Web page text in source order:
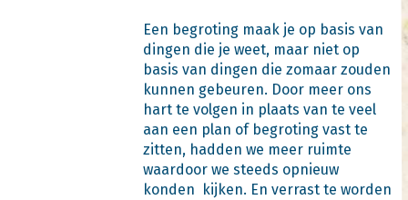
Een begroting maak je op basis van
dingen die je weet, maar niet op
basis van dingen die zomaar zouden
kunnen gebeuren. Door meer ons
hart te volgen in plaats van te veel
aan een plan of begroting vast te
zitten, hadden we meer ruimte
waardoor we steeds opnieuw
konden kijken. En verrast te worden